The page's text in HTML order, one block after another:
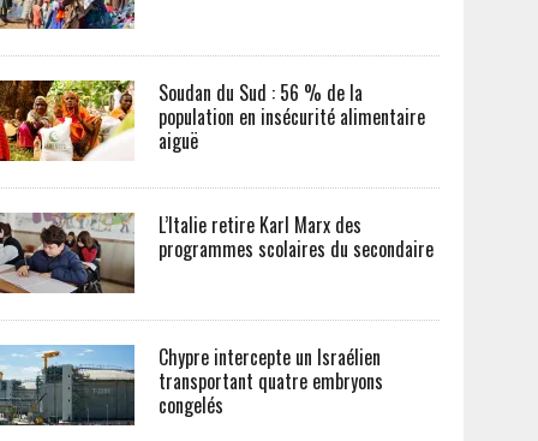
Soudan du Sud : 56 % de la
population en insécurité alimentaire
aiguë
L’Italie retire Karl Marx des
programmes scolaires du secondaire
Chypre intercepte un Israélien
transportant quatre embryons
congelés